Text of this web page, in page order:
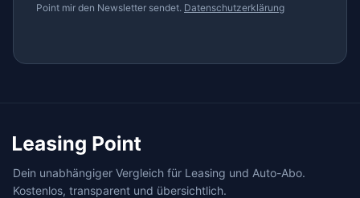
Point mir den Newsletter sendet. Datenschutzerklärung
Dein unabhängiger Vergleich für Leasing und Auto-Abo.
Kostenlos, transparent und übersichtlich.